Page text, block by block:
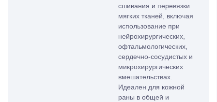
сшивания и перевязки
мягких тканей, включая
использование при
нейрохирургических,
офтальмологических,
сердечно-сосудистых и
микрохирургических
вмешательствах.
Идеален для кожной
раны в общей и